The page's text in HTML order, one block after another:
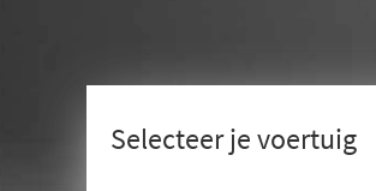
Selecteer je voertuig